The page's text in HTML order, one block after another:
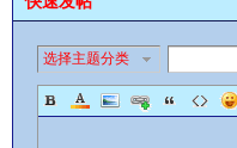
选择主题分类